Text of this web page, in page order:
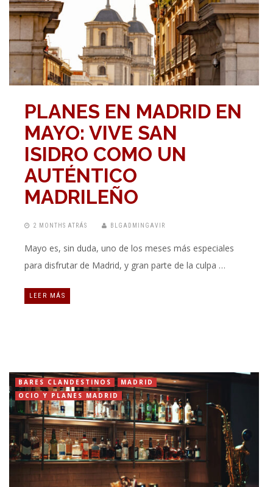
PLANES EN MADRID EN
MAYO: VIVE SAN
ISIDRO COMO UN
AUTÉNTICO
MADRILEÑO
2 MONTHS ATRÁS BLGADMINGAVIR
Mayo es, sin duda, uno de los meses más especiales
para disfrutar de Madrid, y gran parte de la culpa …
LEER MÁS
BARES CLANDESTINOS
MADRID
OCIO Y PLANES MADRID